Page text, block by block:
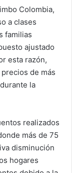
Colombia,
a clases
familias
ajustado
esta razón,
de más
la
realizados
más de 75
disminución
hogares